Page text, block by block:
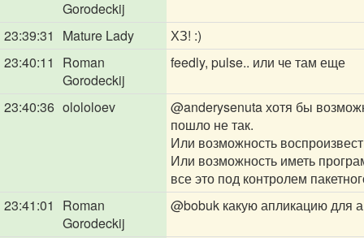
Gorodeckij
23:39:31 Mature Lady
ХЗ! :)
23:40:11
Roman
Gorodeckij
feedly, pulse.. или че там еще
23:40:36 olololoev @anderysenutaхотя бы
пошло не так.
Или возможность
Или возможность иметь
все это под контролем
23:41:01
Roman
Gorodeckij
@bobuk какую апликацию для